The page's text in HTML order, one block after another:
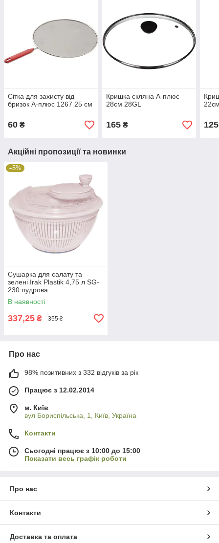
Сітка для захисту від
бризок А-плюс 1267 25 см
60 ₴
Кришка скляна А-плюс
28см 28GL
165₴ 125
Акційні пропозиції та новинки
–5%
Сушарка для салату та
зелені Irak Plastik 4,75 л SG-
230 пудрова
В наявності
337,25 ₴ 355 ₴
Про нас
98% позитивних з 332 відгуків за рік
Працює з 12.02.2014
м. Київ
вул Бориспільська, 1, Київ, Україна
Контакти
Сьогодні працює з 10:00 до 15:00
Показати весь графік роботи
Про нас
Контакти
Доставка та оплата